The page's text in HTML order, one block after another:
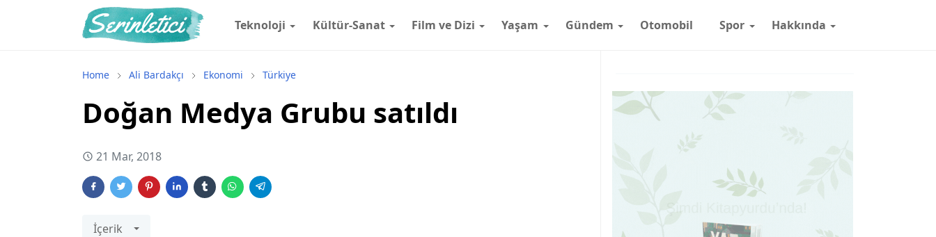
Teknoloji Kültür-Sanat Film ve Dizi Yaşam Gündem Otomobil Spor Hakkında
Home Ali Bardakçı Ekonomi Türkiye
Doğan Medya Grubu satıldı
21 Mar, 2018
İçerik